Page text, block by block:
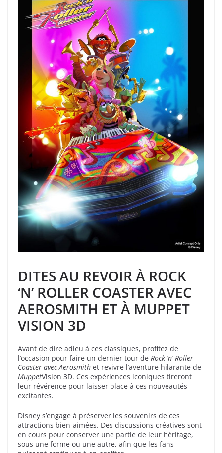
DITES AU REVOIR À ROCK
‘N’ ROLLER COASTER AVEC
AEROSMITH ET À MUPPET
VISION 3D
Avant de dire adieu à ces classiques, profitez de
l’occasion pour faire un dernier tour de Rock ‘n’ Roller
Coaster avec Aerosmith et revivre l’aventure hilarante de
MuppetVision 3D. Ces expériences iconiques tireront
leur révérence pour laisser place à ces nouveautés
excitantes.
Disney s’engage à préserver les souvenirs de ces
attractions bien-aimées. Des discussions créatives sont
en cours pour conserver une partie de leur héritage,
sous une forme ou une autre, afin que les fans